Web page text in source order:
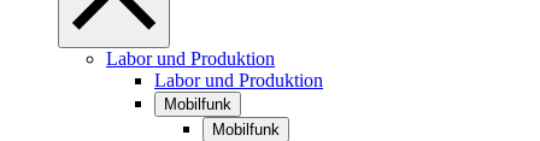
Labor und Produktion
Labor und Produktion
Mobilfunk
Mobilfunk